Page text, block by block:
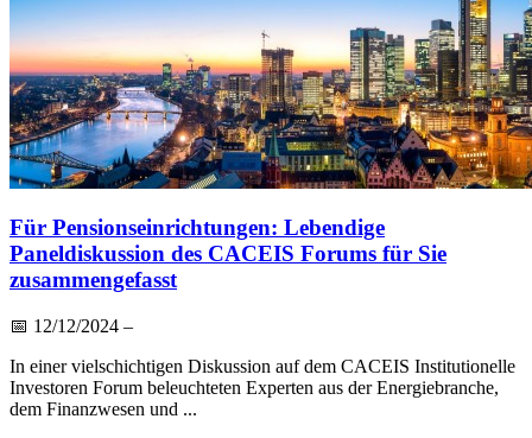
Für Pensionseinrichtungen: Lebendige
Paneldiskussion des CACEIS Forums für Sie
zusammengefasst
📅 12/12/2024 –
In einer vielschichtigen Diskussion auf dem CACEIS Institutionelle
Investoren Forum beleuchteten Experten aus der Energiebranche,
dem Finanzwesen und ...